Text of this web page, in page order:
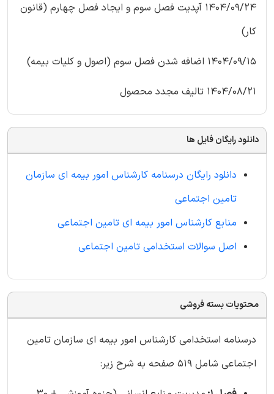
1404/09/24 آپدیت فصل سوم و ایجاد فصل چهارم (قانون
کار)
1404/09/15 اضافه شدن فصل سوم (اصول و کلیات بیمه)
1404/08/21 تالیف مجدد محصول
دانلود رایگان فایل ها
دانلود رایگان درسنامه کارشناس امور بیمه ای سازمان
تامین اجتماعی
منابع کارشناس امور بیمه ای تامین اجتماعی
اصل سوالات استخدامی تامین اجتماعی
محتویات بسته فروشی
درسنامه استخدامی کارشناس امور بیمه ای سازمان تامین
اجتماعی شامل 519 صفحه به شرح زیر: